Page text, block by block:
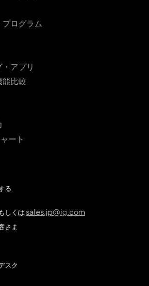
ログラム
・アプリ
能比較
ート
る
もしくは sales.jp@ig.com
さま
スク